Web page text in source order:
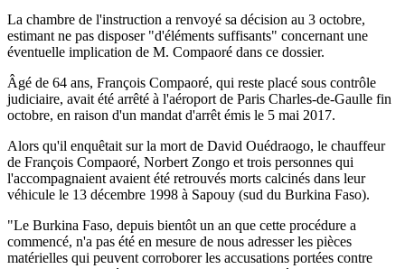
La chambre de l'instruction a renvoyé sa décision au 3 octobre,
estimant ne pas disposer "d'éléments suffisants" concernant une
éventuelle implication de M. Compaoré dans ce dossier.
Âgé de 64 ans, François Compaoré, qui reste placé sous contrôle
judiciaire, avait été arrêté à l'aéroport de Paris Charles-de-Gaulle fin
octobre, en raison d'un mandat d'arrêt émis le 5 mai 2017.
Alors qu'il enquêtait sur la mort de David Ouédraogo, le chauffeur
de François Compaoré, Norbert Zongo et trois personnes qui
l'accompagnaient avaient été retrouvés morts calcinés dans leur
véhicule le 13 décembre 1998 à Sapouy (sud du Burkina Faso).
"Le Burkina Faso, depuis bientôt un an que cette procédure a
commencé, n'a pas été en mesure de nous adresser les pièces
matérielles qui peuvent corroborer les accusations portées contre